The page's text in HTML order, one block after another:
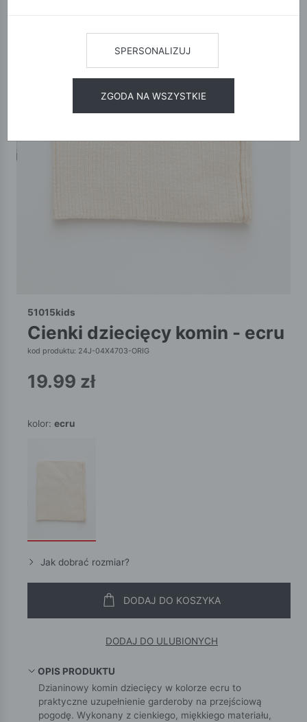
51015kids
cienki dziecięcy komin - ecru
kod produktu: 24J-04X4703-ORIG
19.99 zł
kolor: ecru
Jak dobrać rozmiar?
DODAJ DO KOSZYKA
DODAJ DO ULUBIONYCH
OPIS PRODUKTU
Dzianinowy komin dziecięcy w kolorze ecru to
praktyczne uzupełnienie garderoby na przejściową
pogodę. Wykonany z cienkiego, miękkiego materiału,
SPERSONALIZUJ
ZGODA NA WSZYSTKIE